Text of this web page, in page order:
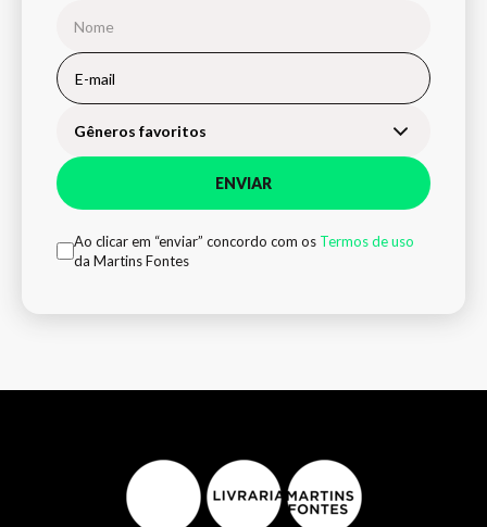
Gêneros favoritos
ENVIAR
Ao clicar em “enviar” concordo com os Termos de uso
da Martins Fontes